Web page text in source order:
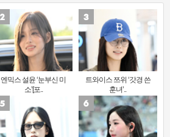
엔믹스 설윤 ‘눈부신 미
소’[포..
트와이스 쯔위 ‘갓경 쓴
훈녀’..